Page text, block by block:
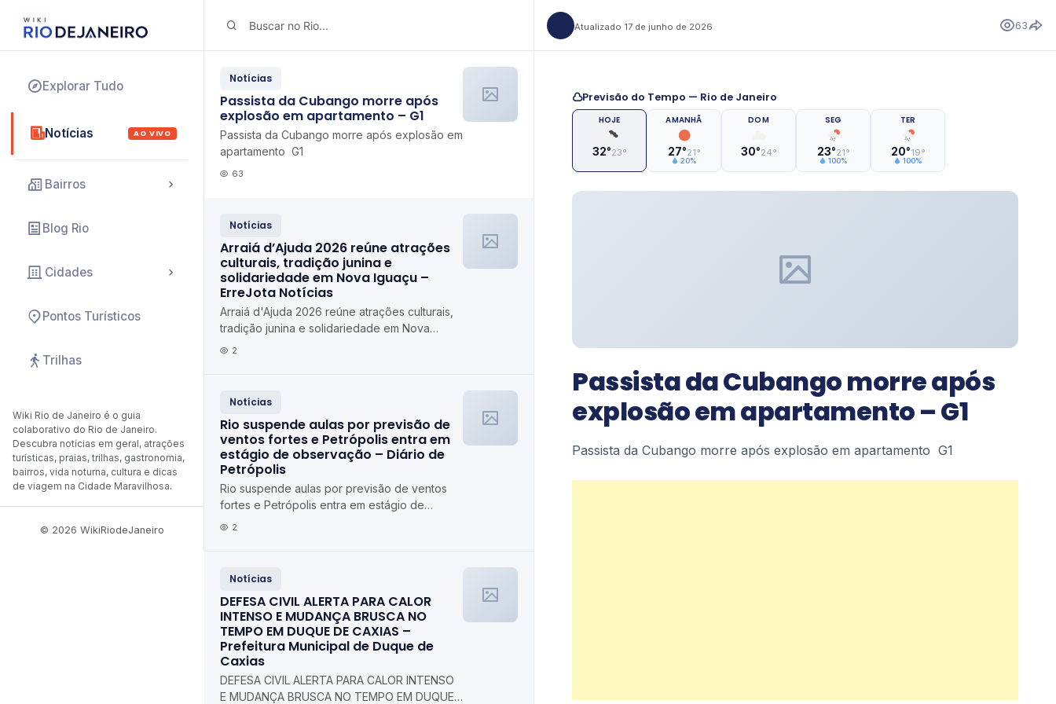
Explorar Tudo
Notícias AO VIVO
Bairros
Blog Rio
Cidades
Pontos Turísticos
Trilhas
Wiki Rio de Janeiro é o guia
colaborativo do Rio de Janeiro.
Descubra notícias em geral, atrações
turísticas, praias, trilhas, gastronomia,
bairros, vida noturna, cultura e dicas
de viagem na Cidade Maravilhosa.
© 2026 WikiRiodeJaneiro
Notícias
Passista da Cubango morre após
explosão em apartamento – G1
Passista da Cubango morre após explosão em
apartamento G1
63
Notícias
Arraiá d’Ajuda 2026 reúne atrações
culturais, tradição junina e
solidariedade em Nova Iguaçu –
ErreJota Notícias
Arraiá d'Ajuda 2026 reúne atrações culturais,
tradição junina e solidariedade em Nova
Iguaçu ErreJota Notícias
2
Notícias
Rio suspende aulas por previsão de
ventos fortes e Petrópolis entra em
estágio de observação – Diário de
Petrópolis
Rio suspende aulas por previsão de ventos
fortes e Petrópolis entra em estágio de
observação Diário de Petrópolis
2
Notícias
DEFESA CIVIL ALERTA PARA CALOR
INTENSO E MUDANÇA BRUSCA NO
TEMPO EM DUQUE DE CAXIAS –
Prefeitura Municipal de Duque de
Caxias
DEFESA CIVIL ALERTA PARA CALOR INTENSO
E MUDANÇA BRUSCA NO TEMPO EM DUQUE
Atualizado 17 de junho de 2026 63
Previsão do Tempo — Rio de Janeiro
HOJE
32°23°
AMANHÃ
27°21°
20%
DOM
30°24°
SEG
23°21°
100%
TER
20°19°
100%
Passista da Cubango morre após
explosão em apartamento – G1
Passista da Cubango morre após explosão em apartamento G1